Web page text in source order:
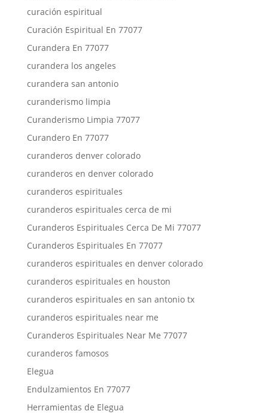
curación espiritual
Curación Espiritual En 77077
Curandera En 77077
curandera los angeles
curandera san antonio
curanderismo limpia
Curanderismo Limpia 77077
Curandero En 77077
curanderos denver colorado
curanderos en denver colorado
curanderos espirituales
curanderos espirituales cerca de mi
Curanderos Espirituales Cerca De Mi 77077
Curanderos Espirituales En 77077
curanderos espirituales en denver colorado
curanderos espirituales en houston
curanderos espirituales en san antonio tx
curanderos espirituales near me
Curanderos Espirituales Near Me 77077
curanderos famosos
Elegua
Endulzamientos En 77077
Herramientas de Elegua